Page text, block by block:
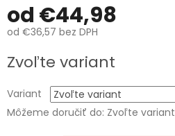
od €44,98
od €36,57 bez DPH
cena:
Zvoľte variant
Variant
Môžeme doručiť do: Zvoľte variant